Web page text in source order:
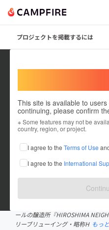
プロジェクトを掲載するには
This site is available to
continuing, please confirm
※ Some features may not be
country, region, or project.
I agree to the Terms of Use
I agree to the International
HIROSHIMA
プロジ
これまでに2回支援して1件のプ
在住国：日本 現在地：広島県
出身地：広島県
2020年8月に開業したばかりの広
ールの醸造所『HIROSHIMA
リーブリューイング・略称H もっ